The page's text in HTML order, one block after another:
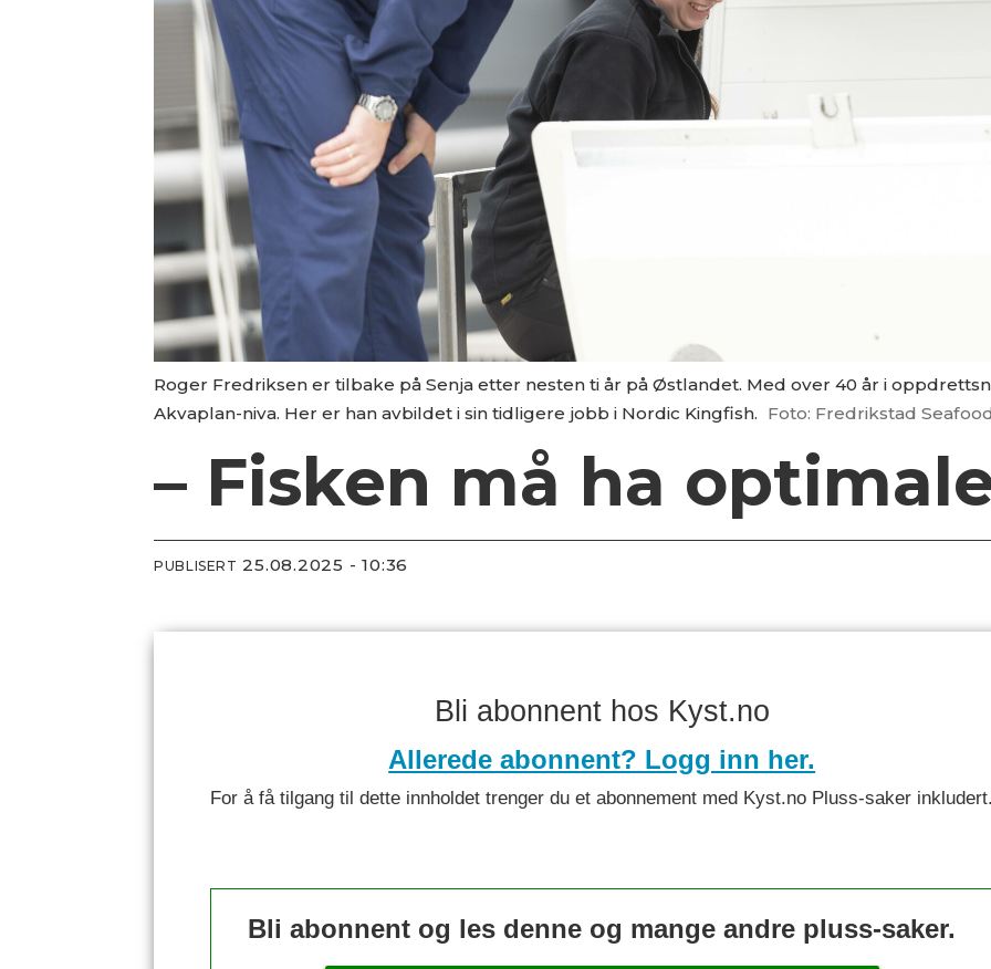
Roger Fredriksen er tilbake på Senja etter nesten ti år på Østlandet. Med over 40 år i
Akvaplan-niva. Her er han avbildet i sin tidligere jobb i Nordic Kingfish. Foto: Fredrikstad
– Fisken må ha
PUBLISERT 25.08.2025 - 10:36
Bli abonnent hos Kyst.no
Allerede abonnent? Logg inn her.
For å få tilgang til dette innholdet trenger du et abonnement med Kyst.no Pluss-saker
Bli abonnent og les denne og mange andre pluss-saker.